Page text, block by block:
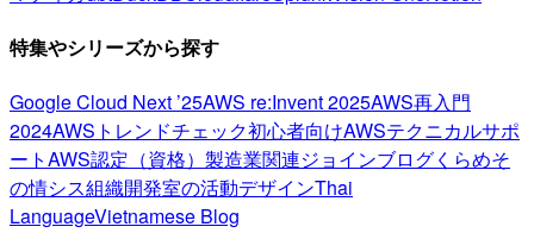
特集やシリーズから探す
Google Cloud Next ’25AWS re:Invent 2025AWS再入門
2024AWSトレンドチェック初心者向けAWSテクニカルサポ
ートAWS認定（資格） 製造業関連ジョインブログくらめそ
の情シス組織開発室の活動デザインThai
LanguageVietnamese Blog